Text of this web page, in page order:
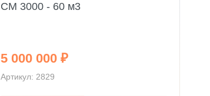
CM 3000 - 60 м3
5 000 000 ₽
Артикул: 2829